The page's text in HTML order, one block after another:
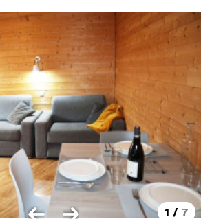
Les Orres 1550
Les Orres 1650
1650 centre station
Orres 1800 Bois Méan
Orres et ses hameaux
LE PLAN DES ORRES
PLANS ACTIVITÉS
Multi activités
1 / 7